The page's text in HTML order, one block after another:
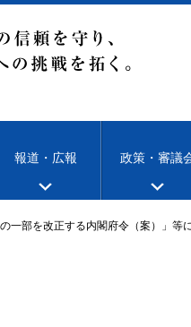
報道・広報 政策・審議
の一部を改正する内閣府令（案）」